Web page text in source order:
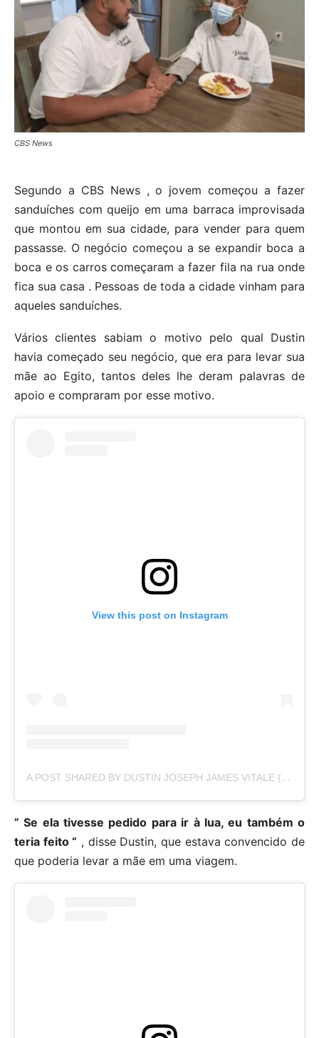
CBS News
Segundo a CBS News , o jovem começou a fazer
sanduíches com queijo em uma barraca improvisada
que montou em sua cidade, para vender para quem
passasse. O negócio começou a se expandir boca a
boca e os carros começaram a fazer fila na rua onde
fica sua casa . Pessoas de toda a cidade vinham para
aqueles sanduíches.
Vários clientes sabiam o motivo pelo qual Dustin
havia começado seu negócio, que era para levar sua
mãe ao Egito, tantos deles lhe deram palavras de
apoio e compraram por esse motivo.
View this post on Instagram
A POST SHARED BY DUSTIN JOSEPH JAMES VITALE (@DVITALE23)
” Se ela tivesse pedido para ir à lua, eu também o
teria feito “ , disse Dustin, que estava convencido de
que poderia levar a mãe em uma viagem.